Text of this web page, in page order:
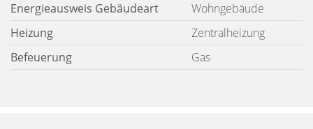
Energieausweis Gebäudeart
Wohngebäude
Heizung
Zentralheizung
Befeuerung
Gas